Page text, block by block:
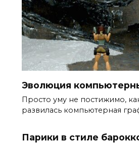
Эволюция
Просто уму не постижимо,
развилась компьютерная
Парики в стиле